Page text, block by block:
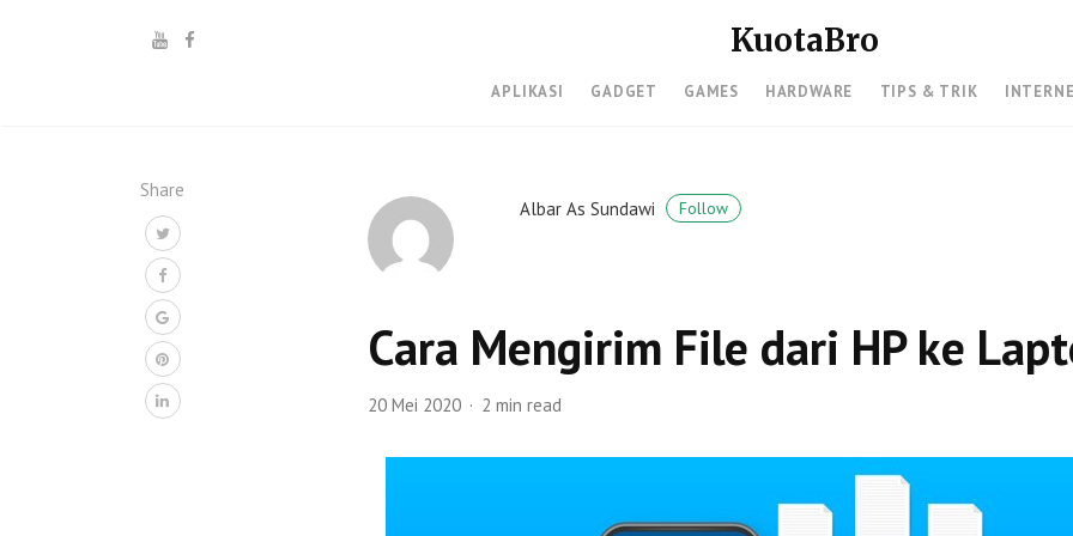
KuotaBro
APLIKASI GADGET GAMES HARDWARE TIPS & TRIK
Share
Albar As Sundawi
Follow
Cara Mengirim File dari HP ke
20 Mei 2020 2 min read